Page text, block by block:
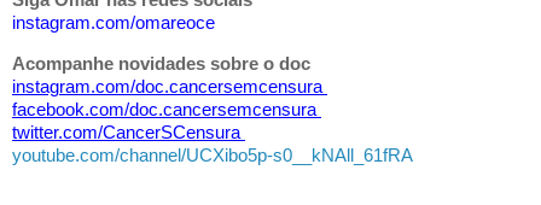
instagram.com/omareoce
Acompanhe novidades sobre o doc
instagram.com/doc.cancersemcensura
facebook.com/doc.cancersemcensura
twitter.com/CancerSCensura
youtube.com/channel/UCXibo5p-s0__kNAll_61fRA